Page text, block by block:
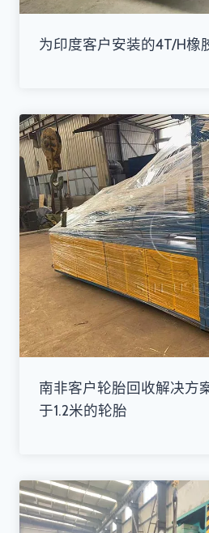
为印度客户安装的4T/H橡
南非客户轮胎回收解决方
于1.2米的轮胎